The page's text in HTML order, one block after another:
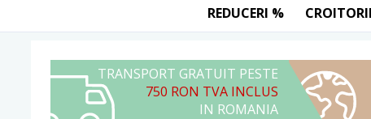
REDUCERI %
TRANSPORT GRATUIT PESTE
750 RON TVA INCLUS
IN ROMANIA